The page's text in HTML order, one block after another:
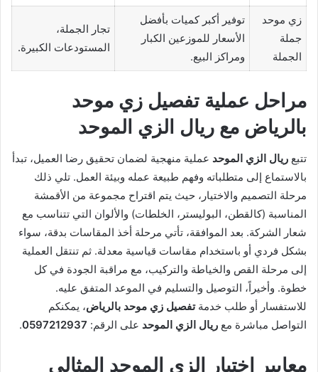
زي موحد
جملة
الجملة
توفير أكبر كميات بأفضل
الأسعار للموزعين الكبار
ومراكز البيع.
تجار الجملة،
المستودعات الكبيرة.
مراحل عملية تفصيل زي موحد
بالرياض مع ريال الزي الموحد
تتبع ريال الزي الموحد عملية منهجية لضمان تحقيق رضا العميل، تبدأ
بالاستماع إلى متطلباته وفهم طبيعة عمله وبيئة العمل. تلي ذلك
مرحلة التصميم والاختيار، حيث يتم اقتراح مجموعة من الأقمشة
المناسبة (كالقطن، البوليستر، الخلطات) والألوان التي تتناسب مع
شعار الشركة. بعد الموافقة، تأتي مرحلة أخذ المقاسات بدقة، سواء
بشكل فردي أو باستخدام مقاسات قياسية معدلة. ثم تنتقل العملية
إلى مرحلة القص والخياطة والتركيب، مع مراقبة الجودة في كل
خطوة. وأخيراً، التوصيل والتسليم في الموعد المتفق عليه.
للاستفسار أو طلب خدمةتفصيل زي موحد بالرياض، يمكنكم
التواصل مباشرة مع ريال الزي الموحد على الرقم: 0597212937
.
معايير اختيار الزي الموحد المثالي